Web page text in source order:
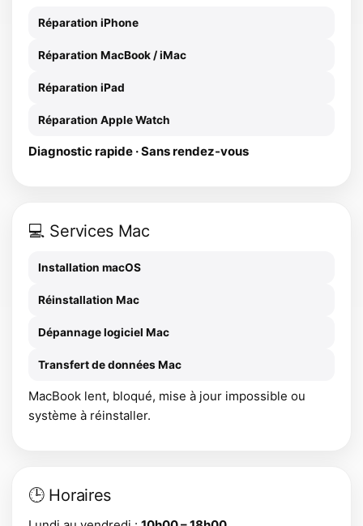
Réparation iPhone
Réparation MacBook / iMac
Réparation iPad
Réparation Apple Watch
Diagnostic rapide · Sans rendez-vous
💻 Services Mac
Installation macOS
Réinstallation Mac
Dépannage logiciel Mac
Transfert de données Mac
MacBook lent, bloqué, mise à jour impossible ou
système à réinstaller.
🕒 Horaires